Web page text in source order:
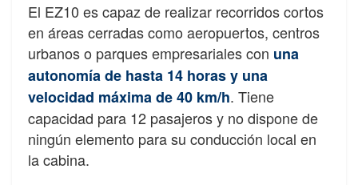
El EZ10 es capaz de realizar recorridos cortos
en áreas cerradas como aeropuertos, centros
urbanos o parques empresariales con una
autonomía de hasta 14 horas y una
velocidad máxima de 40 km/h. Tiene
capacidad para 12 pasajeros y no dispone de
ningún elemento para su conducción local en
la cabina.